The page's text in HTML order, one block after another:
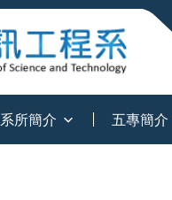
系所簡介 五專簡介